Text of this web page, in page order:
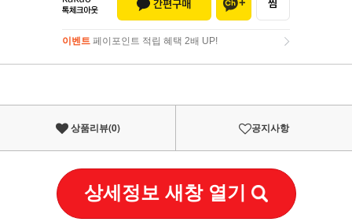
이벤트 페이포인트 적립 혜택 2배 UP!
이벤트페이포인트 적립 혜택 2배 UP!
상품리뷰(0) 공지사항
상세정보 새창 열기